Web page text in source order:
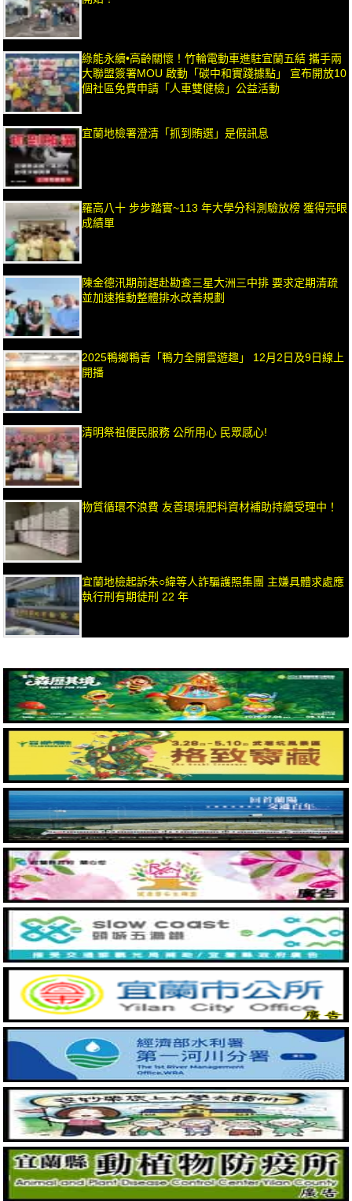
綠能永續•高齡關懷！竹輪電動車進駐宜蘭五結 攜手兩
大聯盟簽署MOU 啟動「碳中和實踐據點」 宣布開放10
個社區免費申請「人車雙健檢」公益活動
宜蘭地檢署澄清「抓到賄選」是假訊息
羅高八十 步步踏實~113 年大學分科測驗放榜 獲得亮眼
成績單
陳金德汛期前趕赴勘查三星大洲三中排 要求定期清疏
並加速推動整體排水改善規劃
2025鴨鄉鴨香「鴨力全開雲遊趣」 12月2日及9日線上
開播
清明祭祖便民服務 公所用心 民眾感心!
物質循環不浪費 友善環境肥料資材補助持續受理中！
宜蘭地檢起訴朱○緯等人詐騙護照集團 主嫌具體求處應
執行刑有期徒刑 22 年